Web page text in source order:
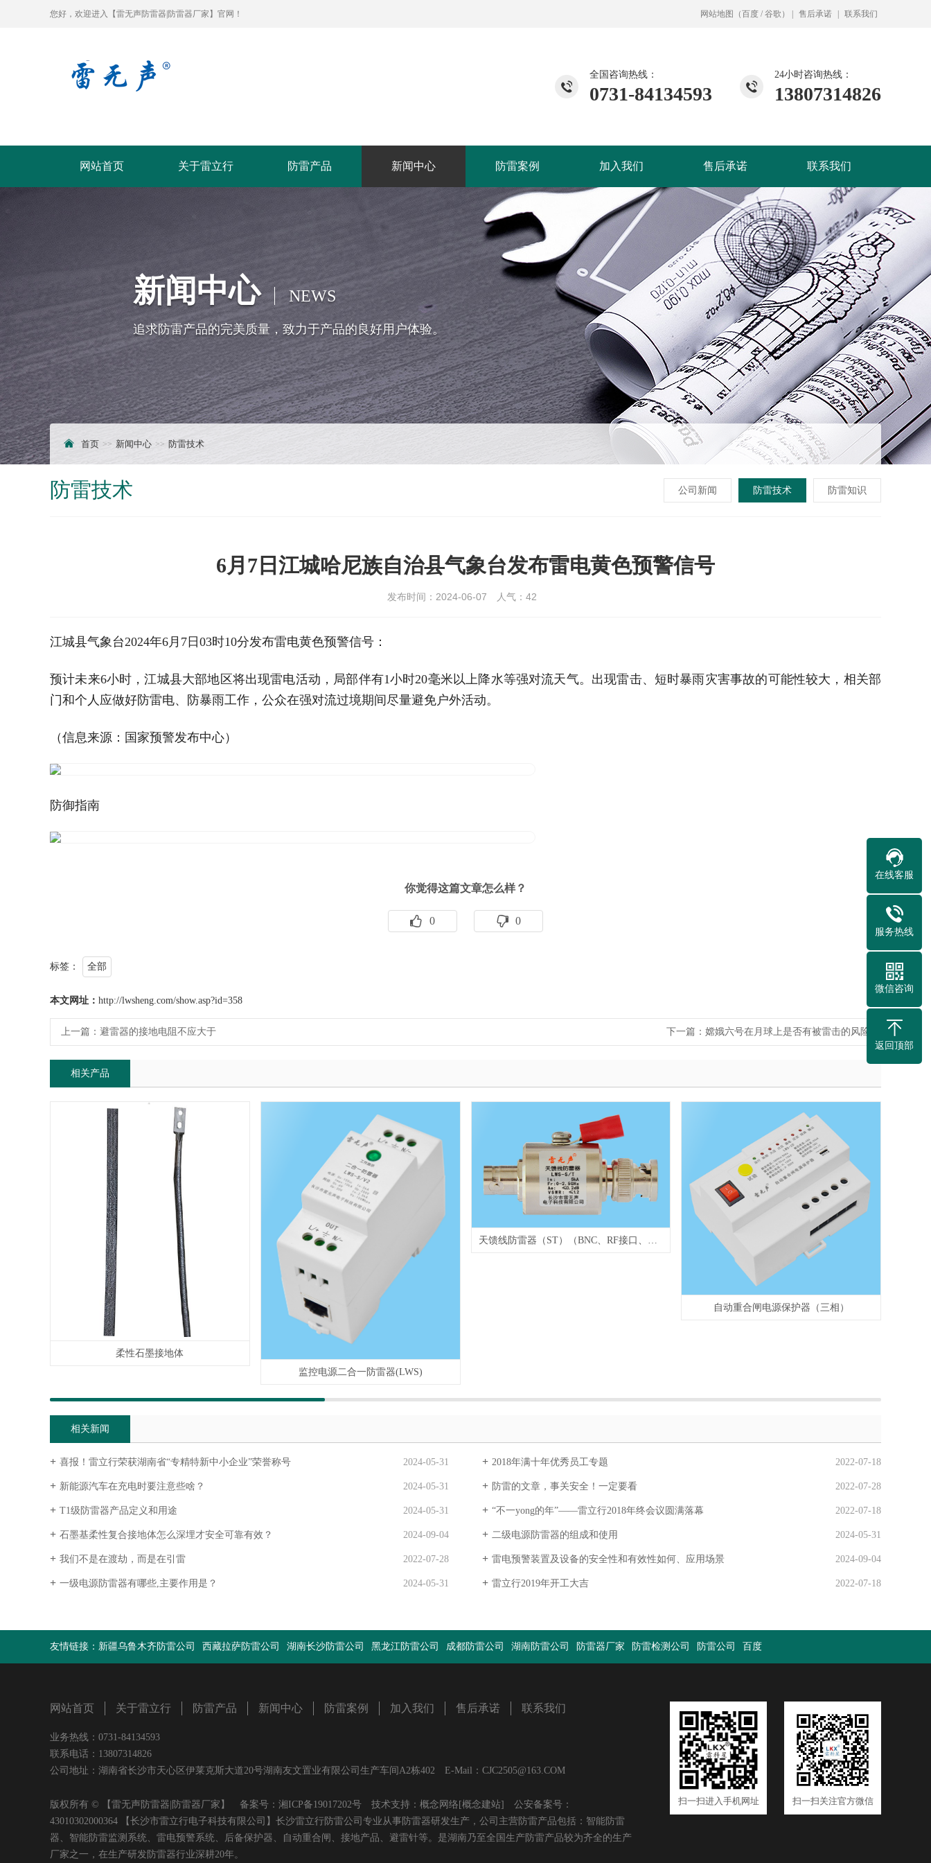
您好，欢迎进入【雷无声防雷器|防雷器厂家】官网！ 网站地图 （百度 / 谷歌 ） 售后承诺 联系我们
24小时咨询热线：
13807314826
全国咨询热线：
0731-84134593
网站首页 关于雷立行 防雷产品 新闻中心 防雷案例 加入我们 售后承诺 联系我们
新闻中心 NEWS
追求防雷产品的完美质量，致力于产品的良好用户体验。
首页 新闻中心 防雷技术
防雷技术 公司新闻 防雷技术 防雷知识
6月7日江城哈尼族自治县气象台发布雷电黄色预警信号
发布时间：2024-06-07 人气： 42
江城县气象台2024年6月7日03时10分发布雷电黄色预警信号：
预计未来6小时，江城县大部地区将出现雷电活动，局部伴有1小时20毫米以上降水等强对流天气。出现雷击、短时暴雨灾害事故的可能性较大，相关部
门和个人应做好防雷电、防暴雨工作，公众在强对流过境期间尽量避免户外活动。
（信息来源：国家预警发布中心）
防御指南
你觉得这篇文章怎么样？
0 0
标签： 全部
本文网址： http://lwsheng.com/show.asp?id=358
上一篇： 避雷器的接地电阻不应大于 下一篇： 嫦娥六号在月球上是否有被雷击的风险
相关产品
柔性石墨接地体
监控电源二合一防雷器(LWS)
天馈线防雷器（ST）（BNC、RF接口、L9接口、（N(L16)、SMA接口、英制F接口等）
自动重合闸电源保护器（三相）
相关新闻
喜报！雷立行荣获湖南省“专精特新中小企业”荣誉称号 2024-05-31 2018年满十年优秀员工专题 2022-07-18
新能源汽车在充电时要注意些啥？ 2024-05-31 防雷的文章，事关安全！一定要看 2022-07-28
T1级防雷器产品定义和用途 2024-05-31 “不一yong的年”——雷立行2018年终会议圆满落幕 2022-07-18
石墨基柔性复合接地体怎么深埋才安全可靠有效？ 2024-09-04 二级电源防雷器的组成和使用 2024-05-31
我们不是在渡劫，而是在引雷 2022-07-28 雷电预警装置及设备的安全性和有效性如何、应用场景 2024-09-04
一级电源防雷器有哪些,主要作用是？ 2024-05-31 雷立行2019年开工大吉 2022-07-18
友情链接： 新疆乌鲁木齐防雷公司 西藏拉萨防雷公司 湖南长沙防雷公司 黑龙江防雷公司 成都防雷公司 湖南防雷公司 防雷器厂家 防雷检测公司 防雷公司 百度
网站首页 关于雷立行 防雷产品 新闻中心 防雷案例 加入我们 售后承诺 联系我们
业务热线：0731-84134593
联系电话：13807314826
公司地址：湖南省长沙市天心区伊莱克斯大道20号湖南友文置业有限公司生产车间A2栋402 E-Mail：CJC2505@163.COM
版权所有 © 【雷无声防雷器|防雷器厂家】 备案号： 湘ICP备19017202号 技术支持： 概念网络 [概念建站]
公安备案号：
43010302000364 【长沙市雷立行电子科技有限公司】长沙雷立行防雷公司专业从事防雷器研发生产，公司主营防雷产品包括：智能防雷
器、智能防雷监测系统、雷电预警系统、后备保护器、自动重合闸、接地产品、避雷针等。是湖南乃至全国生产防雷产品较为齐全的生产
厂家之一，在生产研发防雷器行业深耕20年。
扫一扫进入手机网址 扫一扫关注官方微信
在线客服
服务热线
微信咨询
返回顶部